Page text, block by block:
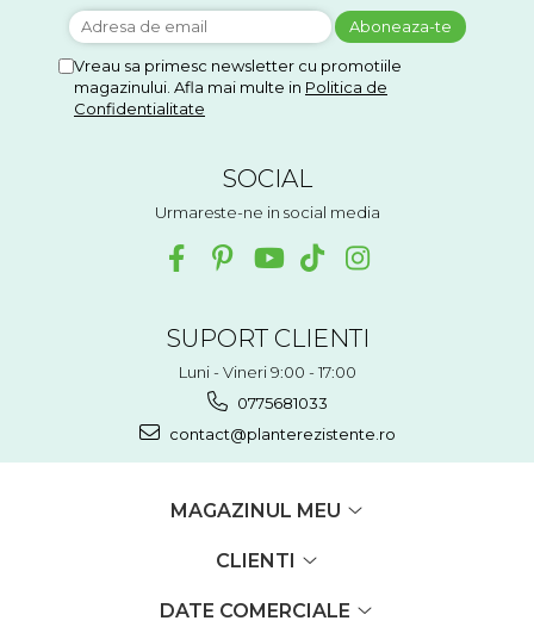
Vreau sa primesc newsletter cu promotiile
magazinului. Afla mai multe in Politica de
Confidentialitate
SOCIAL
Urmareste-ne in social media
SUPORT CLIENTI
Luni - Vineri 9:00 - 17:00
0775681033
contact@planterezistente.ro
MAGAZINUL MEU
CLIENTI
DATE COMERCIALE